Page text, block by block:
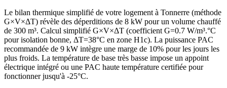
Le bilan thermique simplifié de votre logement à Tonnerre (méthode
G×V×ΔT) révèle des déperditions de 8 kW pour un volume chauffé
de 300 m³. Calcul simplifié G×V×ΔT (coefficient G=0.7 W/m³.°C
pour isolation bonne, ΔT=38°C en zone H1c). La puissance PAC
recommandée de 9 kW intègre une marge de 10% pour les jours les
plus froids. La température de base très basse impose un appoint
électrique intégré ou une PAC haute température certifiée pour
fonctionner jusqu'à -25°C.